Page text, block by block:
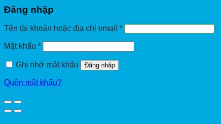
Đăng nhập
Tên tài khoản hoặc địa chỉ email *Bắt
Mật khẩu *Bắt
buộc
Ghi nhớ mật khẩu
Đăng nhập
Quên mật khẩu?